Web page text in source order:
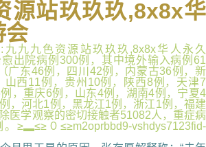
源站玖玖玖,8x8x华
会
九九色资源站玖玖玖,8x8x华人永久
病例300例，其中境外输入病例61
广东46例，四川42例，内蒙古36例，新
山西11例，贵州10例，陕西8例，天津7
，重庆6例，山东4例，湖南4例，宁夏4
，河北1例，黑龙江1例，浙江1例，福建
医学观察的密切接触者51082人，重症病
≥▂≤≥０≤≥m2oprbbd9-vshdys7123fid-